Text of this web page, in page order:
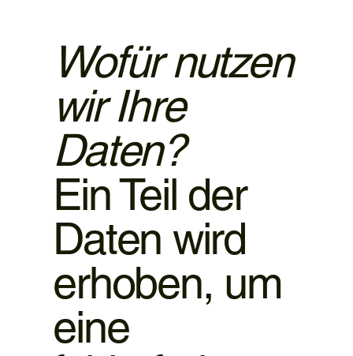
Wofür nutzen
wir Ihre
Daten?
Ein Teil der
Daten wird
erhoben, um
eine